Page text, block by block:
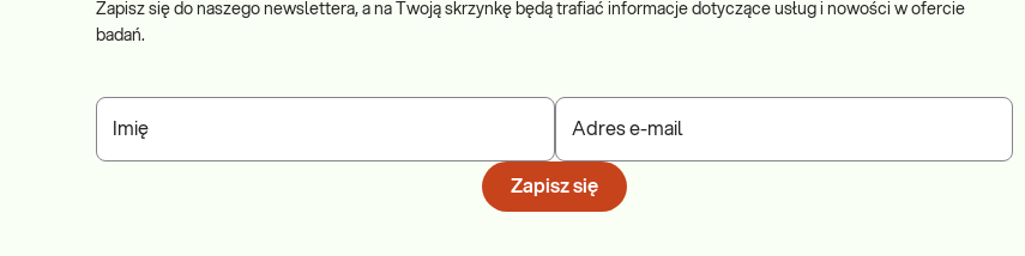
Zapisz się do naszego newslettera, a na Twoją skrzynkę będą trafiać informacje dotyczące usług i nowości w ofercie
badań.
Imię Adres e-mail
Zapisz się